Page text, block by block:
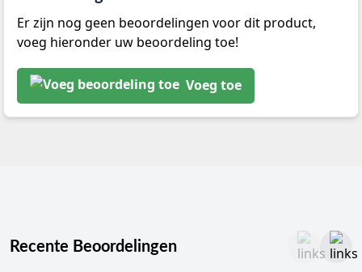
Er zijn nog geen beoordelingen voor dit product,
voeg hieronder uw beoordeling toe!
Voeg toe
Recente Beoordelingen